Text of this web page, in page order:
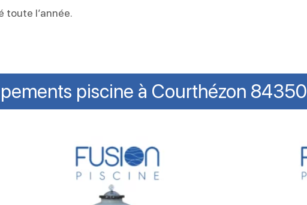
toute l’année.
piscine à Courthézon 84350